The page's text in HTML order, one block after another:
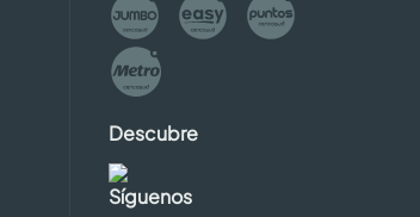
Descubre
Síguenos